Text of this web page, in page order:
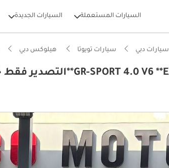
السيارات المستعملة السيارات الجديدة
سيارات دبي سيارات تويوتا هيلوكس دبي